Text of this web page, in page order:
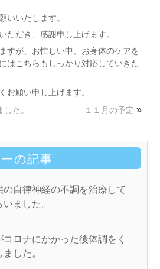
いいたします。
ただき、感謝申し上げます。
すが、お忙しい中、お身体のケアを
はこちらもしっかり対応していきた
お願い申し上げます。
た。 １１月の予定 »
の記事
の自律神経の不調を治療して
いました。
コロナにかかった後体調をく
ました。